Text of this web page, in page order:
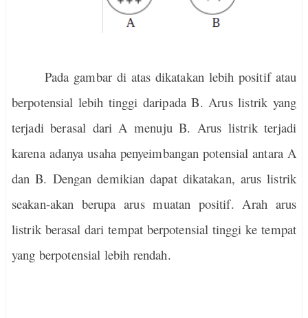
Pada gambar di atas dikatakan lebih positif atau
berpotensial lebih tinggi daripada B. Arus listrik yang
terjadi berasal dari A menuju B. Arus listrik terjadi
karena adanya usaha penyeimbangan potensial antara A
dan B. Dengan demikian dapat dikatakan, arus listrik
seakan-akan berupa arus muatan positif. Arah arus
listrik berasal dari tempat berpotensial tinggi ke tempat
yang berpotensial lebih rendah.